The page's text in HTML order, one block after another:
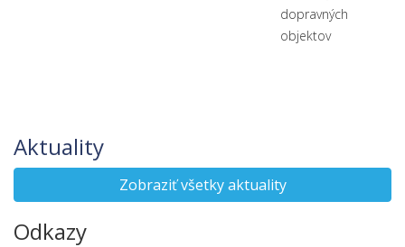
dopravných
objektov
Aktuality
Zobraziť všetky aktuality
Odkazy